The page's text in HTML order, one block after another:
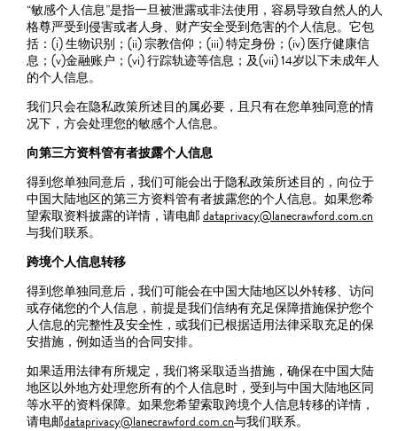
“敏感个人信息”是指一旦被泄露或非法使用，容易导致自然人的人
格尊严受到侵害或者人身、财产安全受到危害的个人信息。它包
括：(i) 生物识别；(ii) 宗教信仰；(iii) 特定身份；(iv) 医疗健康信
息；(v)金融账户；(vi) 行踪轨迹等信息；及(vii) 14岁以下未成年人
的个人信息。
我们只会在隐私政策所述目的属必要，且只有在您单独同意的情
况下，方会处理您的敏感个人信息。
向第三方资料管有者披露个人信息
得到您单独同意后，我们可能会出于隐私政策所述目的，向位于
中国大陆地区的第三方资料管有者披露您的个人信息。如果您希
望索取资料披露的详情，请电邮dataprivacy@lanecrawford.com.cn
与我们联系。
跨境个人信息转移
得到您单独同意后，我们可能会在中国大陆地区以外转移、访问
或存储您的个人信息，前提是我们信纳有充足保障措施保护您个
人信息的完整性及安全性，或我们已根据适用法律采取充足的保
安措施，例如适当的合同安排。
如果适用法律有所规定，我们将采取适当措施，确保在中国大陆
地区以外地方处理您所有的个人信息时，受到与中国大陆地区同
等水平的资料保障。如果您希望索取跨境个人信息转移的详情，
请电邮dataprivacy@lanecrawford.com.cn与我们联系。